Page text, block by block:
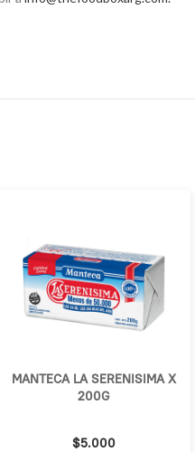
MANTECA LA SERENISIMA X
200G
$5.000